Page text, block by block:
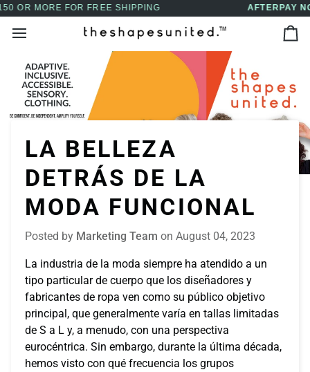
↵Skip to content
↵Skip to menu
↵Skip to footer
↵Open Accessibility Widget
Skip
content
AFTERPAY NOW AVAILABLE - BUY NOW, PAY LATER
LA BELLEZA
DETRÁS DE LA
MODA FUNCIONAL
Posted by Marketing Team on August 04, 2023
La industria de la moda siempre ha atendido a un
tipo particular de cuerpo que los diseñadores y
fabricantes de ropa ven como su público objetivo
principal, que generalmente varía en tallas limitadas
de S a L y, a menudo, con una perspectiva
eurocéntrica. Sin embargo, durante la última década,
hemos visto con qué frecuencia los grupos